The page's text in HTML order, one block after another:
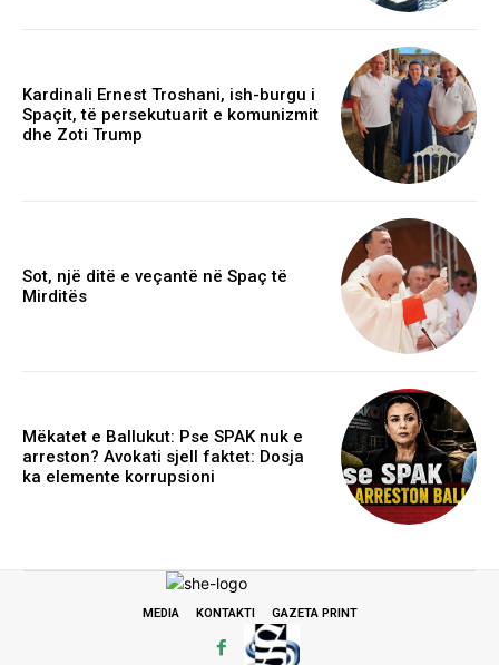
Kardinali Ernest Troshani, ish-burgu i
Spaçit, të persekutuarit e komunizmit
dhe Zoti Trump
Sot, një ditë e veçantë në Spaç të
Mirditës
Mëkatet e Ballukut: Pse SPAK nuk e
arreston? Avokati sjell faktet: Dosja
ka elemente korrupsioni
MEDIA KONTAKTI GAZETA PRINT